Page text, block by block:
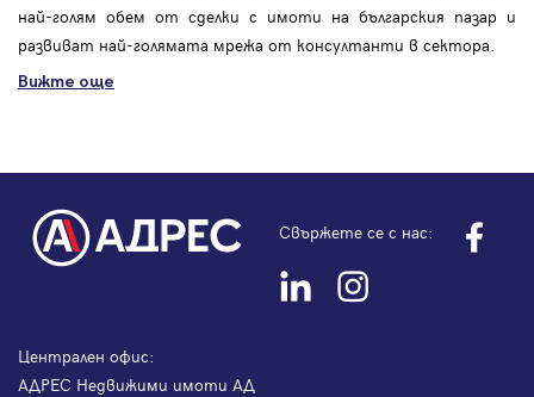
най-голям обем от сделки с имоти на българския пазар и
развиват най-голямата мрежа от консултанти в сектора.
Вижте още
Свържете се с нас:
Централен офис:
АДРЕС Недвижими имоти АД